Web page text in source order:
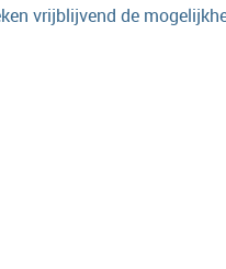
vrijblijvend de